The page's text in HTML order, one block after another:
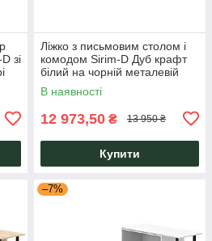
зі
Ліжко з письмовим столом і
комодом Sirim-D Дуб крафт
білий на чорній металевій
опорі Knap Knap
В наявності
12 973,50 ₴ 13 950 ₴
Купити
–7%